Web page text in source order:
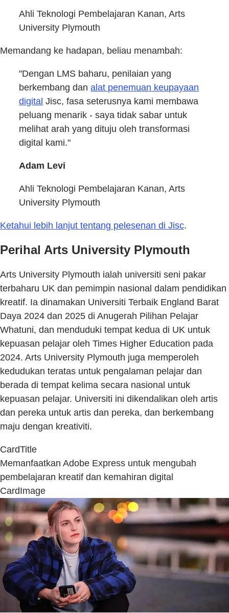
Ahli Teknologi Pembelajaran Kanan, Arts
University Plymouth
Memandang ke hadapan, beliau menambah:
"Dengan LMS baharu, penilaian yang
berkembang danalat penemuan keupayaan
digital Jisc, fasa seterusnya kami membawa
peluang menarik - saya tidak sabar untuk
melihat arah yang dituju oleh transformasi
digital kami."
Adam Levi
Ahli Teknologi Pembelajaran Kanan, Arts
University Plymouth
Ketahui lebih lanjut tentang pelesenan di Jisc.
Perihal Arts University Plymouth
Arts University Plymouth ialah universiti seni pakar
terbaharu UK dan pemimpin nasional dalam pendidikan
kreatif. Ia dinamakan Universiti Terbaik England Barat
Daya 2024 dan 2025 di Anugerah Pilihan Pelajar
Whatuni, dan menduduki tempat kedua di UK untuk
kepuasan pelajar oleh Times Higher Education pada
2024. Arts University Plymouth juga memperoleh
kedudukan teratas untuk pengalaman pelajar dan
berada di tempat kelima secara nasional untuk
kepuasan pelajar. Universiti ini dikendalikan oleh artis
dan pereka untuk artis dan pereka, dan berkembang
maju dengan kreativiti.
CardTitle
Memanfaatkan Adobe Express untuk mengubah
pembelajaran kreatif dan kemahiran digital
CardImage